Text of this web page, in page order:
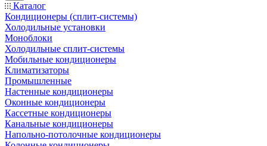
Каталог
Кондиционеры (сплит-системы)
Холодильные установки
Моноблоки
Холодильные сплит-системы
Мобильные кондиционеры
Климатизаторы
Промышленные
Настенные кондиционеры
Оконные кондиционеры
Кассетные кондиционеры
Канальные кондиционеры
Напольно-потолочные кондиционеры